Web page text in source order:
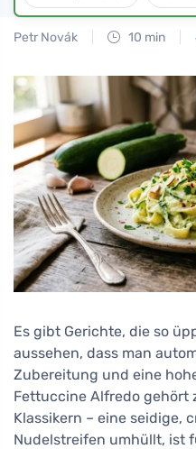
Petr Novák 10 min
Es gibt Gerichte, die so
aussehen, dass man
Zubereitung und eine
Fettuccine Alfredo gehört
Klassikern – eine seidige,
Nudelstreifen umhüllt, ist